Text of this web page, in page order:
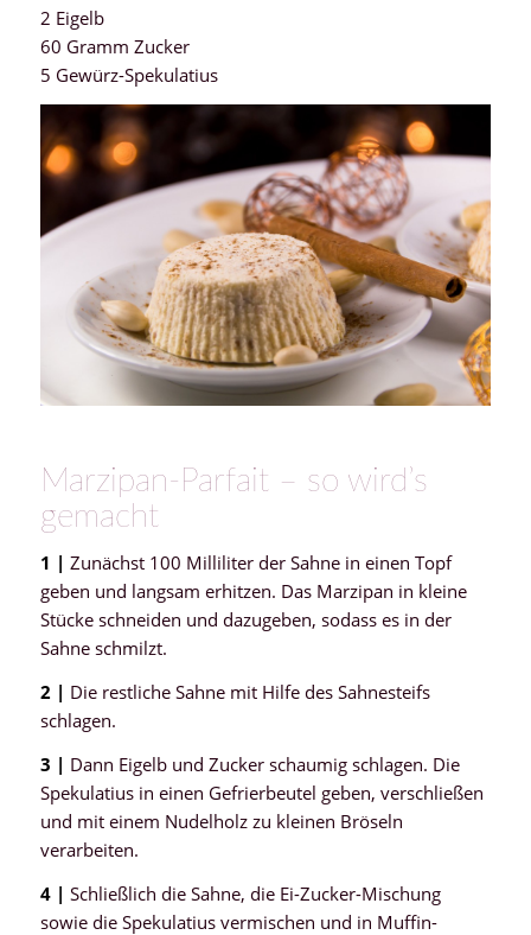
2 Eigelb
60 Gramm Zucker
5 Gewürz-Spekulatius
Marzipan-Parfait – so wird’s
gemacht
1 | Zunächst 100 Milliliter der Sahne in einen Topf
geben und langsam erhitzen. Das Marzipan in kleine
Stücke schneiden und dazugeben, sodass es in der
Sahne schmilzt.
2 | Die restliche Sahne mit Hilfe des Sahnesteifs
schlagen.
3 | Dann Eigelb und Zucker schaumig schlagen. Die
Spekulatius in einen Gefrierbeutel geben, verschließen
und mit einem Nudelholz zu kleinen Bröseln
verarbeiten.
4 | Schließlich die Sahne, die Ei-Zucker-Mischung
sowie die Spekulatius vermischen und in Muffin-